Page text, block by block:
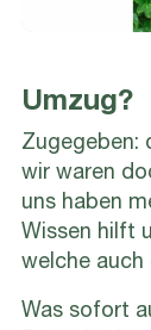
Umzug?
Zugegeben:
wir waren
uns haben
Wissen hilft
welche auch
Was sofort